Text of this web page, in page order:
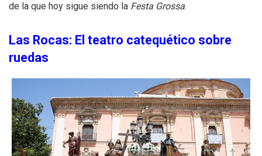
de la que hoy sigue siendo la Festa Grossa.
Las Rocas: El teatro catequético sobre
ruedas